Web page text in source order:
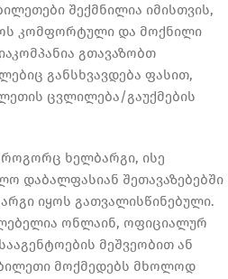
შექმნილია იმისთვის,
კომფორტული და მოქნილი
გთავაზობთ
განსხვავდება ფასით,
ცვლილება/გაუქმების
ხელბარგი, ისე
დაბალფასიან შეთავაზებებში
იყოს გათვალისწინებული.
ონლაინ, ოფიციალურ
მეშვეობით ან
მოქმედებს მხოლოდ